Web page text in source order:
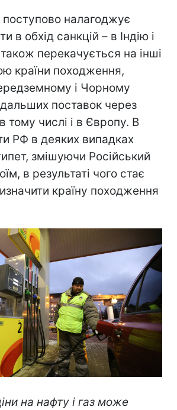
поступово налагоджує
в обхід санкцій – в Індію і
перекачується на інші
країни походження,
і Чорному
поставок через
тому числі і в Європу. В
РФ в деяких випадках
змішуючи Російський
в результаті чого стає
країну походження
на нафту і газ може